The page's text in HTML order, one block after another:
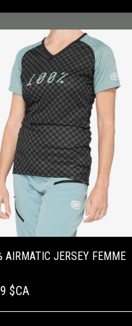
AIRMATIC JERSEY FEMME
$CA